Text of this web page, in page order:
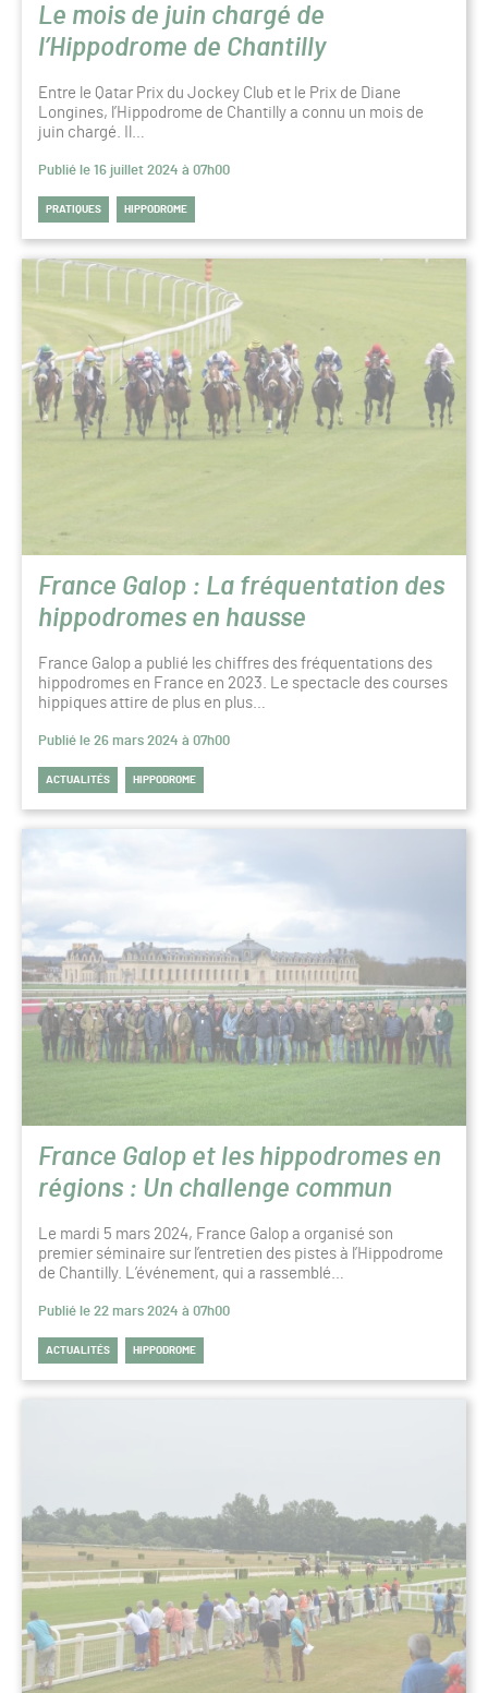
Le mois de juin chargé de
l’Hippodrome de Chantilly
Entre le Qatar Prix du Jockey Club et le Prix de Diane
Longines, l’Hippodrome de Chantilly a connu un mois de
juin chargé. Il…
Publié le 16 juillet 2024 à 07h00
PRATIQUES HIPPODROME
France Galop : La fréquentation des
hippodromes en hausse
France Galop a publié les chiffres des fréquentations des
hippodromes en France en 2023. Le spectacle des courses
hippiques attire de plus en plus…
Publié le 26 mars 2024 à 07h00
ACTUALITÉS HIPPODROME
France Galop et les hippodromes en
régions : Un challenge commun
Le mardi 5 mars 2024, France Galop a organisé son
premier séminaire sur l’entretien des pistes à l’Hippodrome
de Chantilly. L’événement, qui a rassemblé…
Publié le 22 mars 2024 à 07h00
ACTUALITÉS HIPPODROME